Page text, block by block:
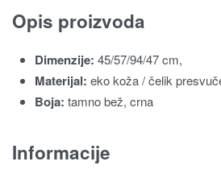
Opis proizvoda
Dimenzije: 45/57/94/47 cm,
Materijal: eko koža / čelik
Boja: tamno bež, crna
Informacije